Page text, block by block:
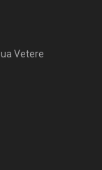
Vetere